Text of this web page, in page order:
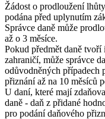
Žádost o prodloužení
podána před uplynutím
Správce daně může
až o 3 měsíce.
Pokud předmět daně
zahraničí, může správce
odůvodněných případech
přiznání až na 10 měsíců
U daní, které mají
daně - daň z přidané
pro podání daňového